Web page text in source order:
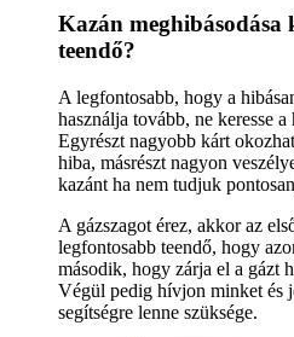
Kazán meghibásodása
teendő?
A legfontosabb, hogy a
használja tovább, ne keresse
Egyrészt nagyobb kárt
hiba, másrészt nagyon
kazánt ha nem tudjuk
A gázszagot érez, akkor az
legfontosabb teendő, hogy
második, hogy zárja el a gázt
Végül pedig hívjon minket és
segítségre lenne szüksége.